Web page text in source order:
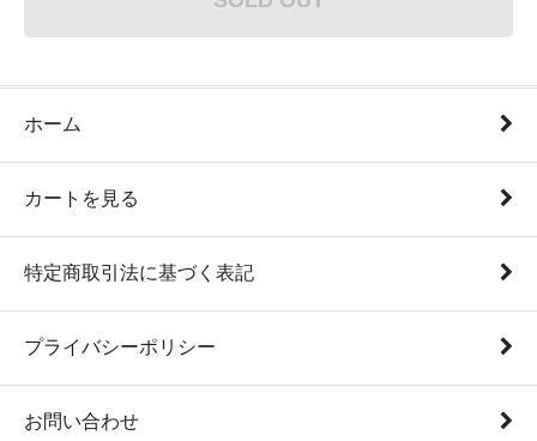
ホーム
カートを見る
特定商取引法に基づく表記
プライバシーポリシー
お問い合わせ